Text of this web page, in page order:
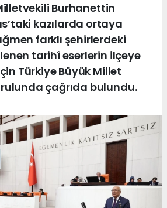
Burhanettin
kazılarda ortaya
farklı şehirlerdeki
tarihî eserlerin ilçeye
Türkiye Büyük Millet
çağrıda bulundu.